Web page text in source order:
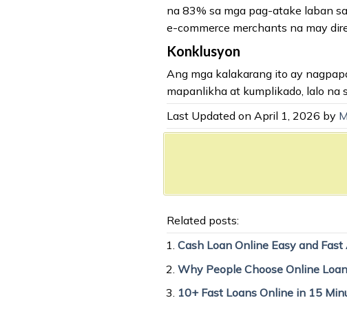
na 83% sa mga pag-atake laban
e-commerce merchants na may
Konklusyon
Ang mga kalakarang ito ay
mapanlikha at kumplikado, lalo na
Last Updated on April 1, 2026 by
Related posts:
Cash Loan Online Easy and
Why People Choose Online
10+ Fast Loans Online in 15